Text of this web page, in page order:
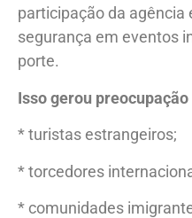
participação da agência
segurança em eventos
porte.
Isso gerou
* turistas estrangeiros;
* torcedores
* comunidades